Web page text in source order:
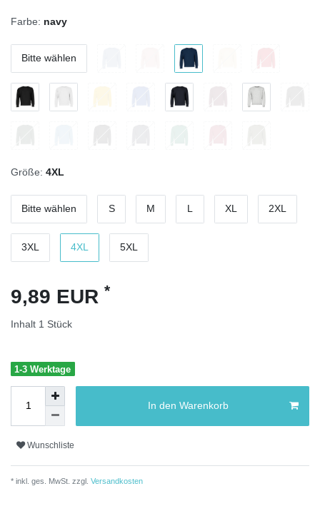
Farbe: navy
Bitte wählen
Größe: 4XL
Bitte wählen S M L XL 2XL
3XL 4XL 5XL
9,89 EUR *
Inhalt 1 Stück
1-3 Werktage
In den Warenkorb
Wunschliste
* inkl. ges. MwSt. zzgl. Versandkosten